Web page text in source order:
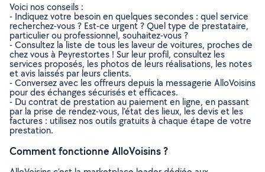
Voici nos conseils :
- Indiquez votre besoin en quelques secondes : quel service
recherchez-vous ? Est-ce urgent ? Quel type de prestataire,
particulier ou professionnel, souhaitez-vous ?
- Consultez la liste de tous les laveur de voitures, proches de
chez vous à Peyrestortes ! Sur leur profil, consultez les
services proposés, les photos de leurs réalisations, les notes
et avis laissés par leurs clients.
- Conversez avec les offreurs depuis la messagerie AlloVoisins
pour des échanges sécurisés et efficaces.
- Du contrat de prestation au paiement en ligne, en passant
par la prise de rendez-vous, l’état des lieux, les devis et les
factures : utilisez nos outils gratuits à chaque étape de votre
prestation.
Comment fonctionne AlloVoisins ?